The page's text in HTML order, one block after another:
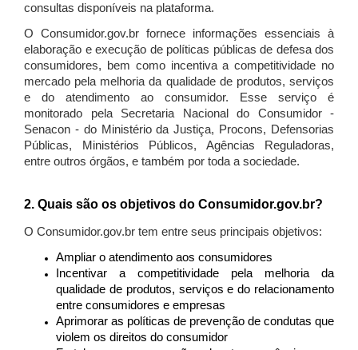
consultas disponíveis na plataforma.
O Consumidor.gov.br fornece informações essenciais à
elaboração e execução de políticas públicas de defesa dos
consumidores, bem como incentiva a competitividade no
mercado pela melhoria da qualidade de produtos, serviços
e do atendimento ao consumidor. Esse serviço é
monitorado pela Secretaria Nacional do Consumidor -
Senacon - do Ministério da Justiça, Procons, Defensorias
Públicas, Ministérios Públicos, Agências Reguladoras,
entre outros órgãos, e também por toda a sociedade.
2. Quais são os objetivos do Consumidor.gov.br?
O Consumidor.gov.br tem entre seus principais objetivos:
Ampliar o atendimento aos consumidores
Incentivar a competitividade pela melhoria da
qualidade de produtos, serviços e do relacionamento
entre consumidores e empresas
Aprimorar as políticas de prevenção de condutas que
violem os direitos do consumidor